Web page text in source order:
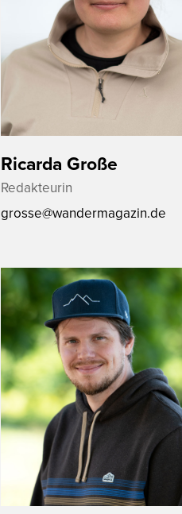
Ricarda Große
Redakteurin
grosse@wandermagazin.de